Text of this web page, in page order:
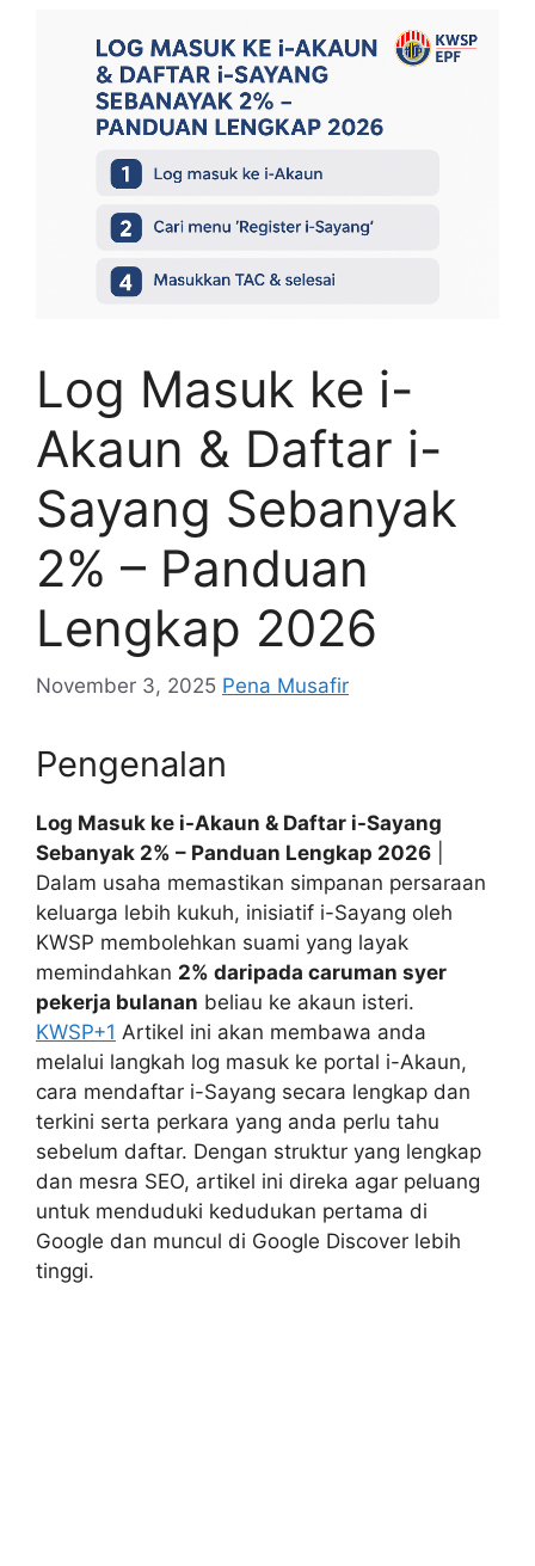
Log Masuk ke i-
Akaun & Daftar i-
Sayang Sebanyak
2% – Panduan
Lengkap 2026
November 3, 2025 Pena Musafir
Pengenalan
Log Masuk ke i-Akaun & Daftar i-Sayang
Sebanyak 2% – Panduan Lengkap 2026
Dalam usaha memastikan simpanan persaraan
keluarga lebih kukuh, inisiatif i-Sayang oleh
KWSP membolehkan suami yang layak
memindahkan 2% daripada caruman syer
pekerja bulanan beliau ke akaun isteri.
KWSP+1 Artikel ini akan membawa anda
melalui langkah log masuk ke portal i-Akaun,
cara mendaftar i-Sayang secara lengkap dan
terkini serta perkara yang anda perlu tahu
sebelum daftar. Dengan struktur yang lengkap
dan mesra SEO, artikel ini direka agar peluang
untuk menduduki kedudukan pertama di
Google dan muncul di Google Discover lebih
tinggi.